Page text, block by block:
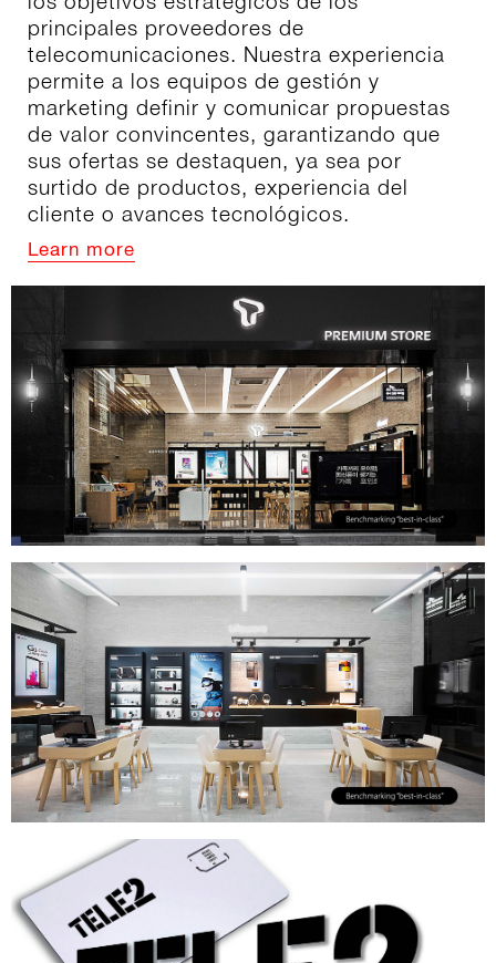
principales proveedores de
telecomunicaciones. Nuestra experiencia
permite a los equipos de gestión y
marketing definir y comunicar propuestas
de valor convincentes, garantizando que
sus ofertas se destaquen, ya sea por
surtido de productos, experiencia del
cliente o avances tecnológicos.
Learn more